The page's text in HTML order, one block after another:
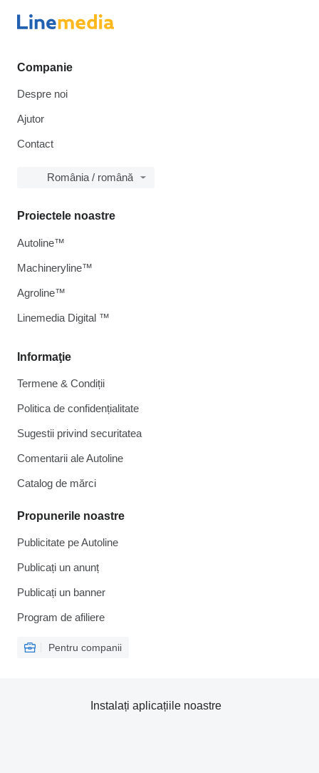
Companie
Despre noi
Ajutor
Contact
România / română
Informaţie
Termene & Condiții
Politica de confidențialitate
Sugestii privind securitatea
Comentarii ale Autoline
Catalog de mărcі
Propunerile noastre
Publicitate pe Autoline
Publicați un anunț
Publicați un banner
Program de afiliere
Pentru companii
Proiectele noastre
Autoline™
Machineryline™
Agroline™
Linemedia Digital ™
Instalați aplicațiile noastre